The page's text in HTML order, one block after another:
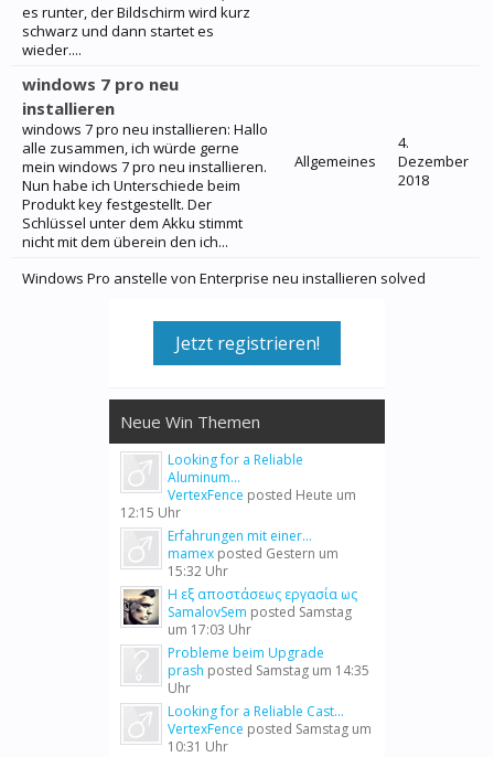
es runter, der Bildschirm wird kurz
schwarz und dann startet es
wieder....
windows 7 pro neu
installieren
windows 7 pro neu installieren: Hallo
alle zusammen, ich würde gerne
mein windows 7 pro neu installieren.
Nun habe ich Unterschiede beim
Produkt key festgestellt. Der
Schlüssel unter dem Akku stimmt
nicht mit dem überein den ich...
Allgemeines
4.
Dezember
2018
Windows Pro anstelle von Enterprise neu installieren solved
Jetzt registrieren!
Neue Win Themen
Looking for a Reliable
Aluminum...
VertexFence posted Heute um
12:15 Uhr
Erfahrungen mit einer...
mamex posted Gestern um
15:32 Uhr
Η εξ αποστάσεως εργασία ως
SamalovSem posted Samstag
um 17:03 Uhr
Probleme beim Upgrade
prash posted Samstag um 14:35
Uhr
Looking for a Reliable Cast...
VertexFence posted Samstag um
10:31 Uhr